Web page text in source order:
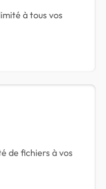
à tous vos
de fichiers à vos